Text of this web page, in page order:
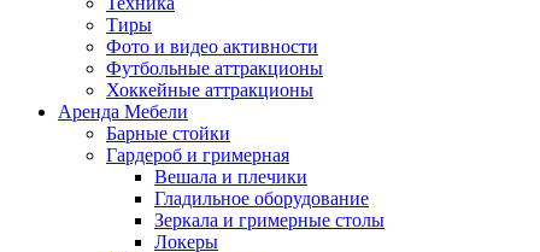
Тиры
Фото и видео активности
Футбольные аттракционы
Хоккейные аттракционы
Аренда Мебели
Барные стойки
Гардероб и гримерная
Вешала и плечики
Гладильное оборудование
Зеркала и гримерные столы
Локеры